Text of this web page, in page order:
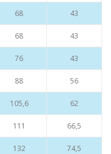
68 43
68 43
76 43
88 56
105,6 62
111 66,5
132 74,5